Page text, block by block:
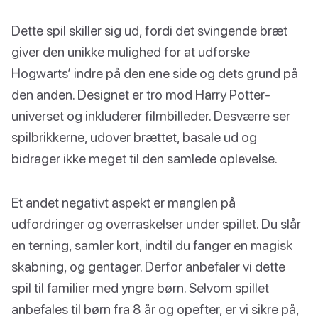
Dette spil skiller sig ud, fordi det svingende bræt
giver den unikke mulighed for at udforske
Hogwarts’ indre på den ene side og dets grund på
den anden. Designet er tro mod Harry Potter-
universet og inkluderer filmbilleder. Desværre ser
spilbrikkerne, udover brættet, basale ud og
bidrager ikke meget til den samlede oplevelse.
Et andet negativt aspekt er manglen på
udfordringer og overraskelser under spillet. Du slår
en terning, samler kort, indtil du fanger en magisk
skabning, og gentager. Derfor anbefaler vi dette
spil til familier med yngre børn. Selvom spillet
anbefales til børn fra 8 år og opefter, er vi sikre på,